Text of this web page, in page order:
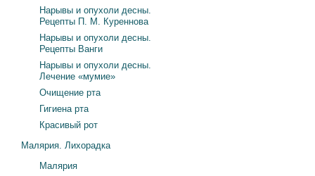
Нарывы и опухоли десны.
Рецепты П. М. Куреннова
Нарывы и опухоли десны.
Рецепты Ванги
Нарывы и опухоли десны.
Лечение «мумие»
Очищение рта
Гигиена рта
Красивый рот
Малярия. Лихорадка
Малярия